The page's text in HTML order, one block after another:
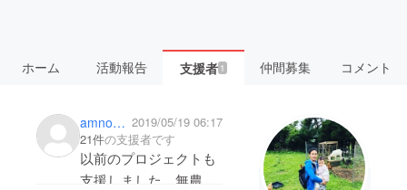
ホーム 活動報告 支援者 1 仲間募集 コメント
amnos0033 2019/05/19 06:17
21件の支援者です
以前のプロジェクトも
支援しました。無農薬